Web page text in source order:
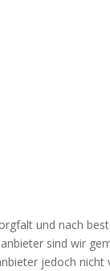
und nach
sind wir
jedoch